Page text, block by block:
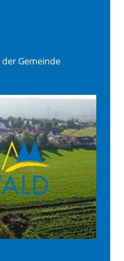
der Gemeinde